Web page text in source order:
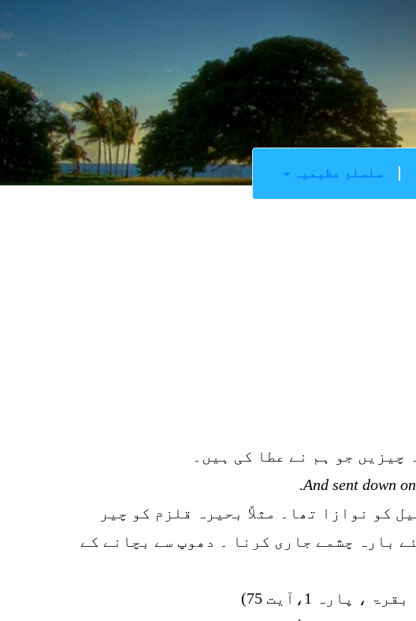
سلسلۂِ عظیمیہ
چیزیں جو ہم نے عطا کی ہیں۔
And sent down
کو نوازا تھا۔ مثلاً بحیرہ قلزم کو چیر
بارہ چشمے جاری کرنا ۔ دھوپ سے بچانے کے
1،آیت 75)